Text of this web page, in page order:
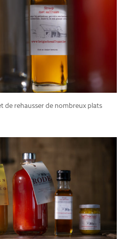
de rehausser de nombreux plats